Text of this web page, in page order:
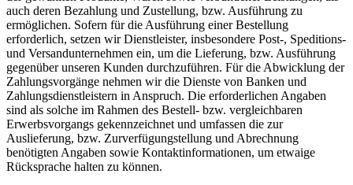
auch deren Bezahlung und Zustellung, bzw. Ausführung zu
ermöglichen. Sofern für die Ausführung einer Bestellung
erforderlich, setzen wir Dienstleister, insbesondere Post-, Speditions-
und Versandunternehmen ein, um die Lieferung, bzw. Ausführung
gegenüber unseren Kunden durchzuführen. Für die Abwicklung der
Zahlungsvorgänge nehmen wir die Dienste von Banken und
Zahlungsdienstleistern in Anspruch. Die erforderlichen Angaben
sind als solche im Rahmen des Bestell- bzw. vergleichbaren
Erwerbsvorgangs gekennzeichnet und umfassen die zur
Auslieferung, bzw. Zurverfügungstellung und Abrechnung
benötigten Angaben sowie Kontaktinformationen, um etwaige
Rücksprache halten zu können.